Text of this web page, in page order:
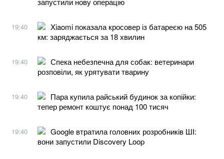
19:40
Xiaomi показала кросовер із батареєю на 505
км: заряджається за 18 хвилин
19:40
Спека небезпечна для собак: ветеринари
розповіли, як урятувати тварину
19:40
Пара купила райський будинок за копійки:
тепер ремонт коштує понад 100 тисяч
19:40
Google втратила головних розробників ШІ:
вони запустили Discovery Loop